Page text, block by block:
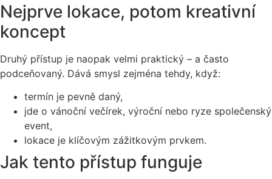
Nejprve lokace, potom kreativní
koncept
Druhý přístup je naopak velmi praktický – a často
podceňovaný. Dává smysl zejména tehdy, když:
termín je pevně daný,
jde o vánoční večírek, výroční nebo ryze společenský
event,
lokace je klíčovým zážitkovým prvkem.
Jak tento přístup funguje